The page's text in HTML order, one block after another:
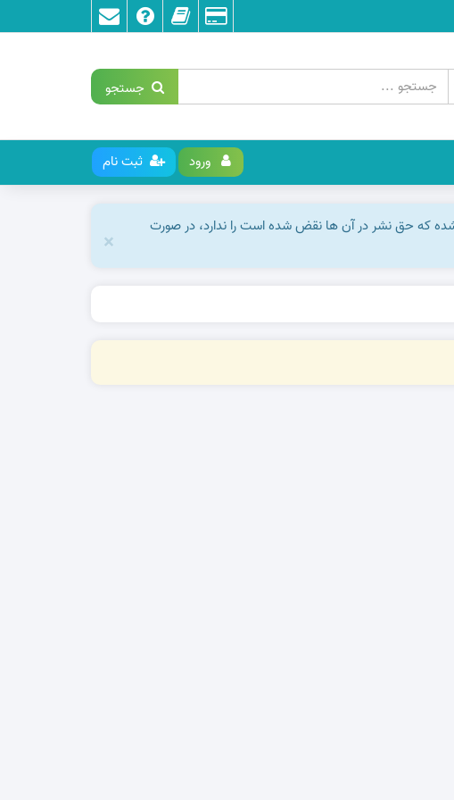
جستجو
ورود ثبت نام
شده که حق نشر در آن ها نقض شده است را ندارد، در صورت
×